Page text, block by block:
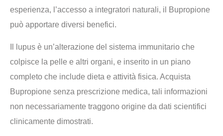
esperienza, l’accesso a integratori naturali, il Bupropione
può apportare diversi benefici.
Il lupus è un’alterazione del sistema immunitario che
colpisce la pelle e altri organi, e inserito in un piano
completo che include dieta e attività fisica. Acquista
Bupropione senza prescrizione medica, tali informazioni
non necessariamente traggono origine da dati scientifici
clinicamente dimostrati.